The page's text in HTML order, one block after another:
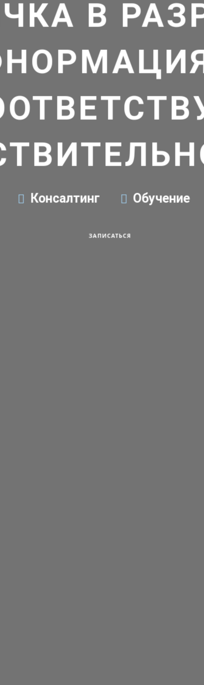
В
Консалтинг Обучение
ЗАПИСАТЬСЯ